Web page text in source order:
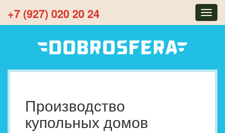
+7 (927) 020 20 24
Производство
купольных домов